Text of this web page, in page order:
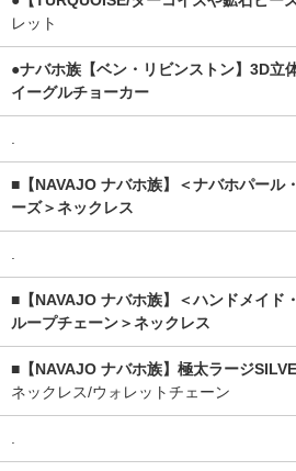
レット
●ナバホ族【ベン・リビンストン】3D立
イーグルチョーカー
.
■【NAVAJO ナバホ族】＜ナバホパール
ーズ＞ネックレス
.
■【NAVAJO ナバホ族】＜ハンドメイド
ループチェーン＞ネックレス
■【NAVAJO ナバホ族】極太ラージ
ネックレス/ウォレットチェーン
.